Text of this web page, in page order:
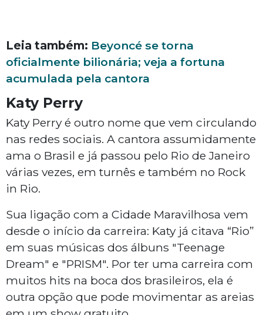
Leia também: Beyoncé se torna
oficialmente bilionária; veja a fortuna
acumulada pela cantora
Katy Perry
Katy Perry é outro nome que vem circulando
nas redes sociais. A cantora assumidamente
ama o Brasil e já passou pelo Rio de Janeiro
várias vezes, em turnês e também no Rock
in Rio.
Sua ligação com a Cidade Maravilhosa vem
desde o início da carreira: Katy já citava “Rio”
em suas músicas dos álbuns "Teenage
Dream" e "PRISM". Por ter uma carreira com
muitos hits na boca dos brasileiros, ela é
outra opção que pode movimentar as areias